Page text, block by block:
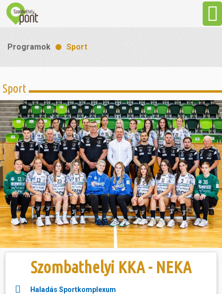
Látnivalók
Gasztronómia
Szállás
Sport
Szabadidő
Hasznos
Programok Sport
Sport
Szombathelyi KKA - NEKA
Haladás Sportkomplexum